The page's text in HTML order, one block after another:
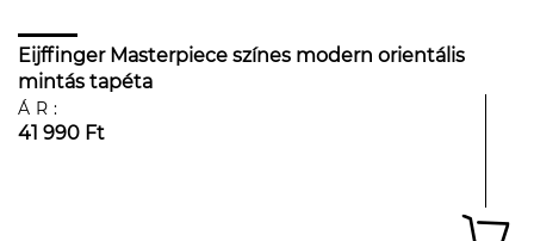
Eijffinger Masterpiece színes modern orientális
mintás tapéta
ÁR:
41 990 Ft